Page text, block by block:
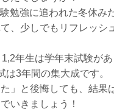
勉強に追われた冬休み
、少しでもリフレッ
年生は学年末試験があ
3年間の集大成です。
」と後悔しても、結果
いきましょう！